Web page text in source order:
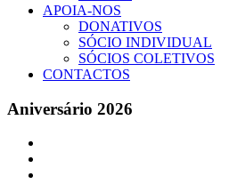
APOIA-NOS
DONATIVOS
SÓCIO INDIVIDUAL
SÓCIOS COLETIVOS
CONTACTOS
Aniversário 2026